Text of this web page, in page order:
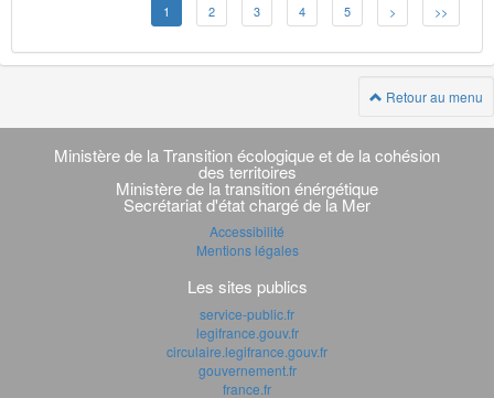
1 2 3 4 5 > >>
Retour au menu
Navigation
transverse
Ministère de la Transition écologique et de la cohésion
des territoires
Ministère de la transition énérgétique
Secrétariat d'état chargé de la Mer
Accessibilité
Mentions légales
Les sites publics
service-public.fr
legifrance.gouv.fr
circulaire.legifrance.gouv.fr
gouvernement.fr
france.fr